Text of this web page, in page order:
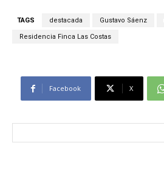
TAGS destacada Gustavo Sáenz
Residencia Finca Las Costas
Facebook X